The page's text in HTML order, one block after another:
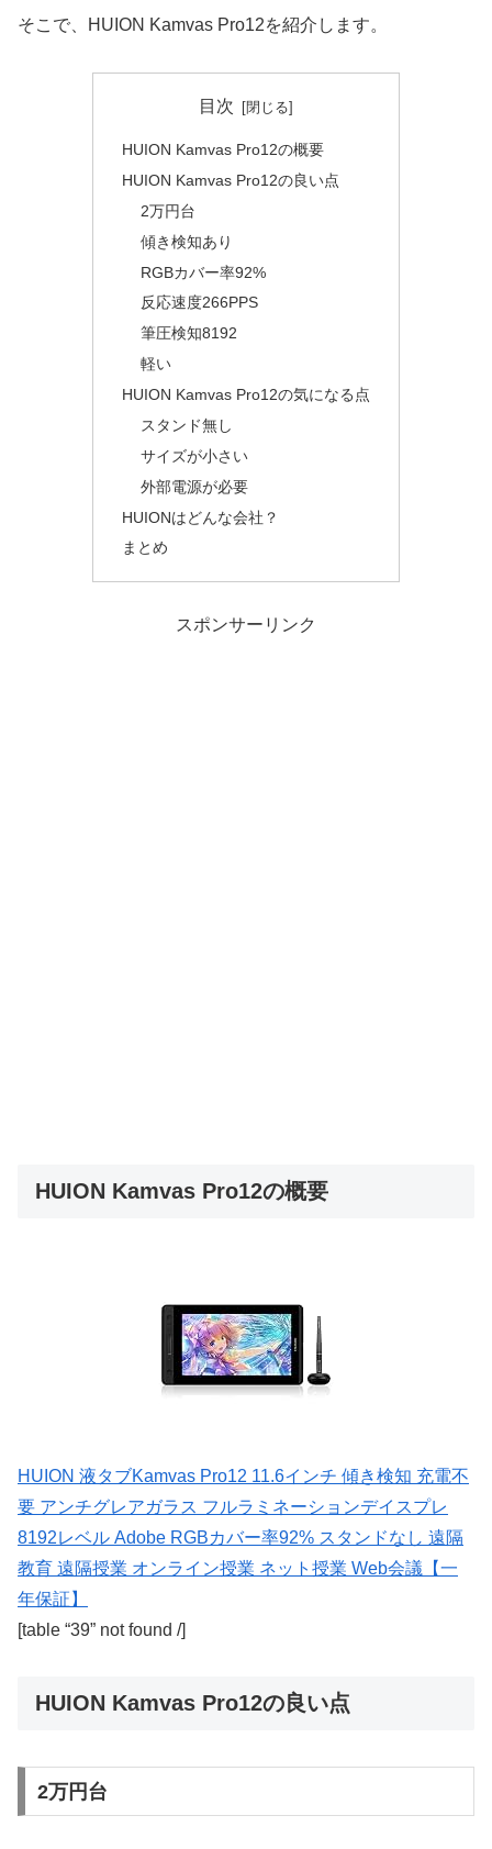
そこで、HUION Kamvas Pro12を紹介します。
目次
HUION Kamvas Pro12の概要
HUION Kamvas Pro12の良い点
2万円台
傾き検知あり
RGBカバー率92%
反応速度266PPS
筆圧検知8192
軽い
HUION Kamvas Pro12の気になる点
スタンド無し
サイズが小さい
外部電源が必要
HUIONはどんな会社？
まとめ
スポンサーリンク
HUION Kamvas Pro12の概要
HUION 液タブKamvas Pro12 11.6インチ 傾き検知 充電不
要 アンチグレアガラス フルラミネーションデイスプレ
8192レベル Adobe RGBカバー率92% スタンドなし 遠隔
教育 遠隔授業 オンライン授業 ネット授業 Web会議【一
年保証】
[table “39” not found /]
HUION Kamvas Pro12の良い点
2万円台